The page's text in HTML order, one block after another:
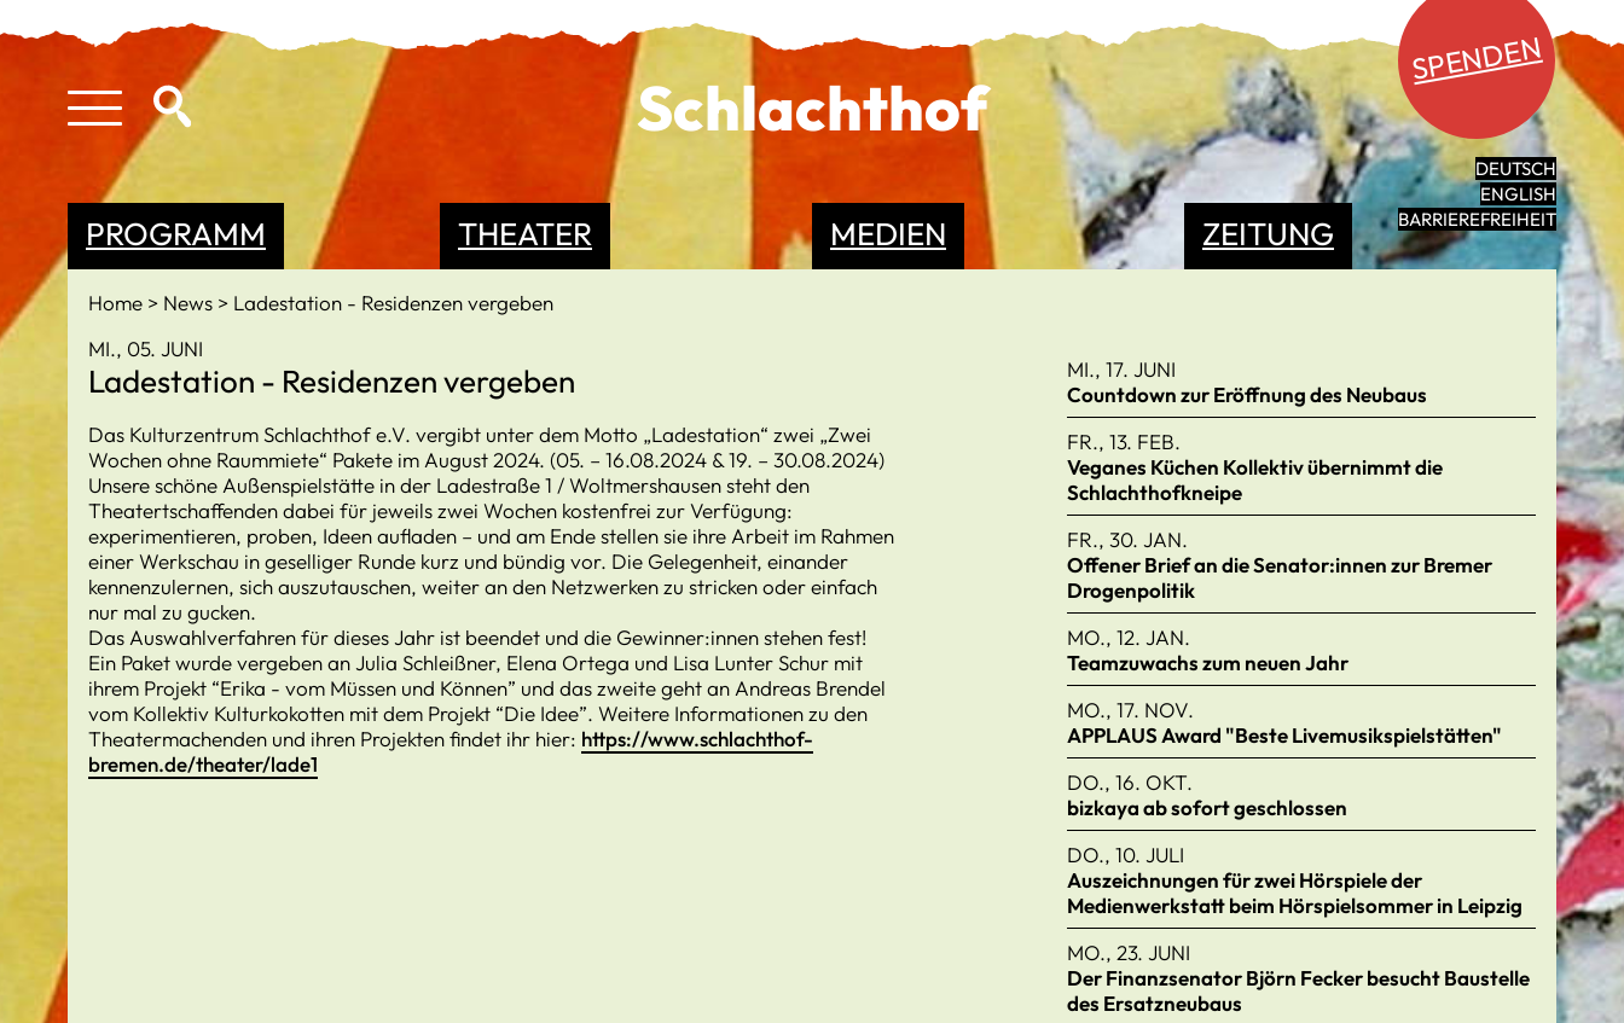
Schlachthof
SPENDEN
DEUTSCH
ENGLISH
BARRIEREFREIHEIT
PROGRAMM THEATER MEDIEN ZEITUNG
Home News
Ladestation - Residenzen vergeben
MI., 05. JUNI
Ladestation - Residenzen vergeben
Das Kulturzentrum Schlachthof e.V. vergibt unter dem Motto „Ladestation“ zwei „Zwei
Wochen ohne Raummiete“ Pakete im August 2024. (05. – 16.08.2024 & 19. – 30.08.2024)
Unsere schöne Außenspielstätte in der Ladestraße 1 / Woltmershausen steht den
Theatertschaffenden dabei für jeweils zwei Wochen kostenfrei zur Verfügung:
experimentieren, proben, Ideen aufladen – und am Ende stellen sie ihre Arbeit im Rahmen
einer Werkschau in geselliger Runde kurz und bündig vor. Die Gelegenheit, einander
kennenzulernen, sich auszutauschen, weiter an den Netzwerken zu stricken oder einfach
nur mal zu gucken.
Das Auswahlverfahren für dieses Jahr ist beendet und die Gewinner:innen stehen fest!
Ein Paket wurde vergeben an Julia Schleißner, Elena Ortega und Lisa Lunter Schur mit
ihrem Projekt “Erika - vom Müssen und Können” und das zweite geht an Andreas Brendel
vom Kollektiv Kulturkokotten mit dem Projekt “Die Idee”. Weitere Informationen zu den
Theatermachenden und ihren Projekten findet ihr hier: https://www.schlachthof-
bremen.de/theater/lade1
MI., 17. JUNI
Countdown zur Eröffnung des Neubaus
FR., 13. FEB.
Veganes Küchen Kollektiv übernimmt die
Schlachthofkneipe
FR., 30. JAN.
Offener Brief an die Senator:innen zur Bremer
Drogenpolitik
MO., 12. JAN.
Teamzuwachs zum neuen Jahr
MO., 17. NOV.
APPLAUS Award "Beste Livemusikspielstätten"
DO., 16. OKT.
bizkaya ab sofort geschlossen
DO., 10. JULI
Auszeichnungen für zwei Hörspiele der
Medienwerkstatt beim Hörspielsommer in Leipzig
MO., 23. JUNI
Der Finanzsenator Björn Fecker besucht Baustelle
des Ersatzneubaus